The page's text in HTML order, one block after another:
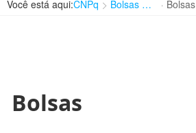
Você está aqui:CNPq Bolsas e Auxílios Vigentes Bolsas
Bolsas